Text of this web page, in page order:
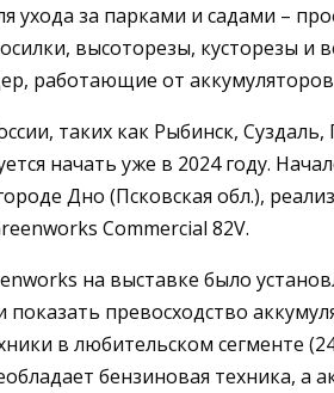
ухода за парками и садами –
высоторезы, кусторезы и
работающие от аккумуляторов
таких как Рыбинск, Суздаль,
начать уже в 2024 году.
Дно (Псковская обл.),
Commercial 82V.
на выставке было
превосходство
в любительском сегменте
бензиновая техника, а